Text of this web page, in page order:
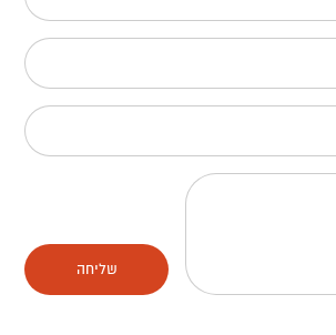
שליחה